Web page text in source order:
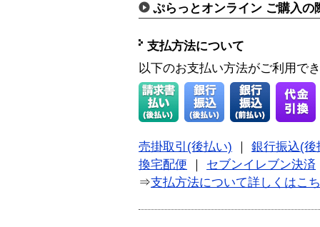
ぷらっとオンライン ご購入の
支払方法について
以下のお支払い方法がご利用で
売掛取引(後払い)
銀行振込(後
換宅配便
セブンイレブン決済
⇒支払方法について詳しくはこ